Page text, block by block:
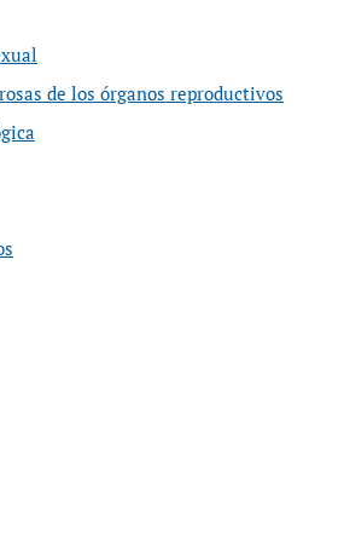
de los órganos reproductivos